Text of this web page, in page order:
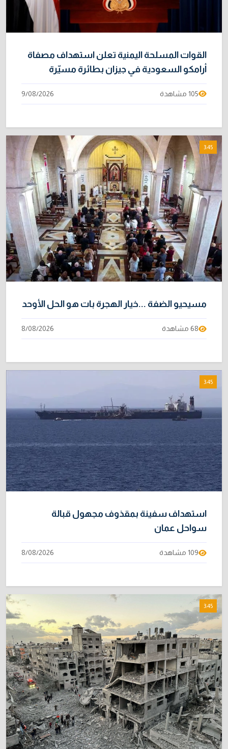
القوات المسلحة اليمنية تعلن استهداف مصفاة
أرامكو السعودية في جيزان بطائرة مسيّرة
105 مشاهدة 9/08/2026
3:45
مسيحيو الضفة ...خيار الهجرة بات هو الحل الأوحد
68 مشاهدة 8/08/2026
3:45
استهداف سفينة بمقذوف مجهول قبالة
سواحل عمان
109 مشاهدة 8/08/2026
3:45